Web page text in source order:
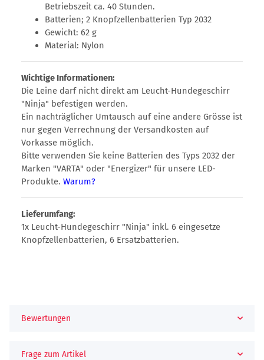
Betriebszeit ca. 40 Stunden.
Batterien; 2 Knopfzellenbatterien Typ 2032
Gewicht: 62 g
Material: Nylon
Wichtige Informationen:
Die Leine darf nicht direkt am Leucht-Hundegeschirr
"Ninja" befestigen werden.
Ein nachträglicher Umtausch auf eine andere Grösse ist
nur gegen Verrechnung der Versandkosten auf
Vorkasse möglich.
Bitte verwenden Sie keine Batterien des Typs 2032 der
Marken "VARTA" oder "Energizer" für unsere LED-
Produkte. Warum?
Lieferumfang:
1x Leucht-Hundegeschirr "Ninja" inkl. 6 eingesetze
Knopfzellenbatterien, 6 Ersatzbatterien.
Bewertungen
Frage zum Artikel